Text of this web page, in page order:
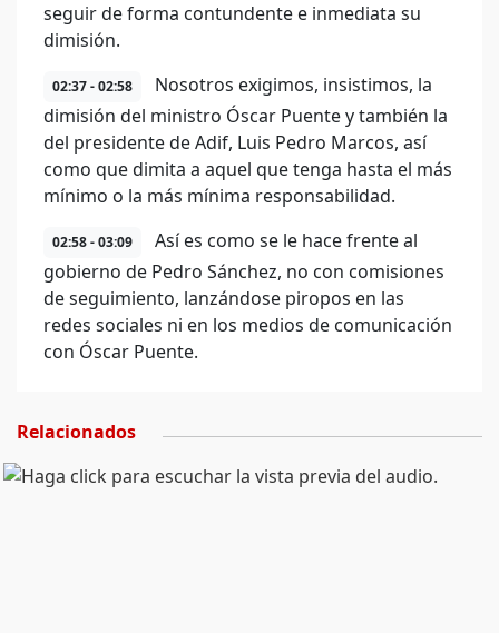
seguir de forma contundente e inmediata su
dimisión.
02:37 - 02:58
Nosotros exigimos, insistimos, la
dimisión del ministro Óscar Puente y también la
del presidente de Adif, Luis Pedro Marcos, así
como que dimita a aquel que tenga hasta el más
mínimo o la más mínima responsabilidad.
02:58 - 03:09
Así es como se le hace frente al
gobierno de Pedro Sánchez, no con comisiones
de seguimiento, lanzándose piropos en las
redes sociales ni en los medios de comunicación
con Óscar Puente.
Relacionados